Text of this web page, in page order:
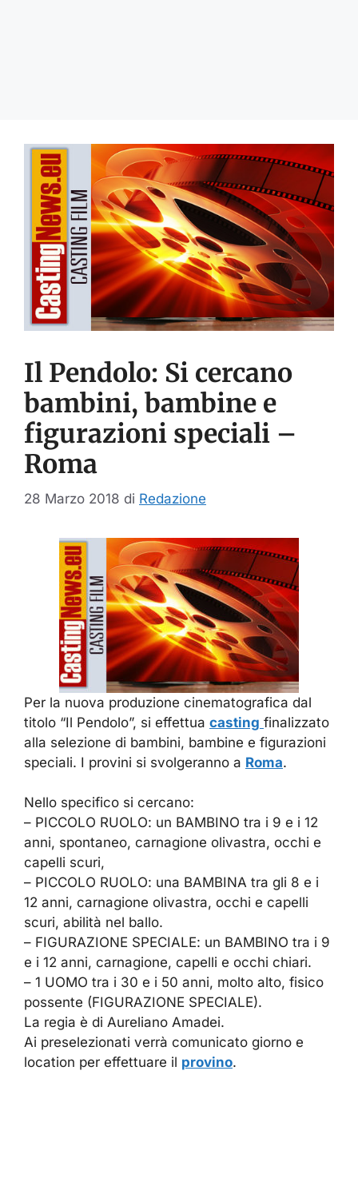
Il Pendolo: Si cercano
bambini, bambine e
figurazioni speciali –
Roma
28 Marzo 2018 di Redazione
Per la nuova produzione cinematografica dal
titolo “Il Pendolo”, si effettua casting finalizzato
alla selezione di bambini, bambine e figurazioni
speciali. I provini si svolgeranno a Roma.
Nello specifico si cercano:
– PICCOLO RUOLO: un BAMBINO tra i 9 e i 12
anni, spontaneo, carnagione olivastra, occhi e
capelli scuri,
– PICCOLO RUOLO: una BAMBINA tra gli 8 e i
12 anni, carnagione olivastra, occhi e capelli
scuri, abilità nel ballo.
– FIGURAZIONE SPECIALE: un BAMBINO tra i 9
e i 12 anni, carnagione, capelli e occhi chiari.
– 1 UOMO tra i 30 e i 50 anni, molto alto, fisico
possente (FIGURAZIONE SPECIALE).
La regia è di Aureliano Amadei.
Ai preselezionati verrà comunicato giorno e
location per effettuare il provino.